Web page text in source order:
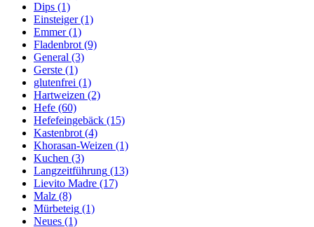
Dips (1)
Einsteiger(1)
Emmer(1)
Fladenbrot (9)
General (3)
Gerste (1)
glutenfrei (1)
Hartweizen (2)
Hefe (60)
Hefefeingebäck (15)
Kastenbrot (4)
Khorasan-Weizen (1)
Kuchen (3)
Langzeitführung (13)
Lievito Madre (17)
Malz (8)
Mürbeteig (1)
Neues (1)